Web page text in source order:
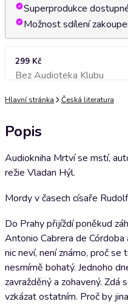
Superprodukce
Možnost sdílení
299 Kč
Bez Audioteka KlubuPřidat
Hlavní stránka Česká literatura
Popis
Audiokniha Mrtví se mstí,
režie Vladan Hýl.
Mordy v časech císaře
Do Prahy přijíždí poněkud
Antonio Cabrera de
nic neví, není známo, proč
nesmírně bohatý. Jednoho
zavražděný a zohavený. Zdá
vzkázat ostatním. Proč by